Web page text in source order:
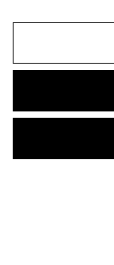
Aviso legal|